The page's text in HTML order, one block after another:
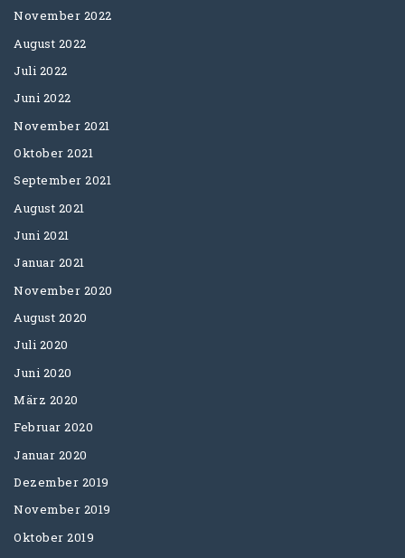
November 2022
August 2022
Juli 2022
Juni 2022
November 2021
Oktober 2021
September 2021
August 2021
Juni 2021
Januar 2021
November 2020
August 2020
Juli 2020
Juni 2020
März 2020
Februar 2020
Januar 2020
Dezember 2019
November 2019
Oktober 2019